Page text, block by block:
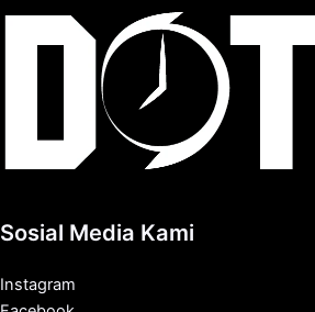
Sosial Media Kami
Instagram